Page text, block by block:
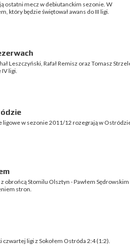
ostatni mecz w debiutanckim sezonie. W
który będzie świętował awans do III ligi.
Leszczyński, Rafał Remisz oraz Tomasz
ligi.
ligowe w sezonie 2011/12 rozegrają w
obrońcą Stomilu Olsztyn - Pawłem Sędrowskim
stron.
ligi z Sokołem Ostróda 2:4 (1:2).